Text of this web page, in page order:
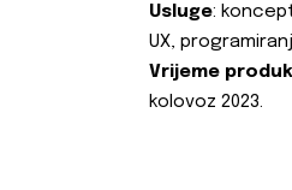
Usluge:
UX,
Vrijeme
kolovoz 2023.